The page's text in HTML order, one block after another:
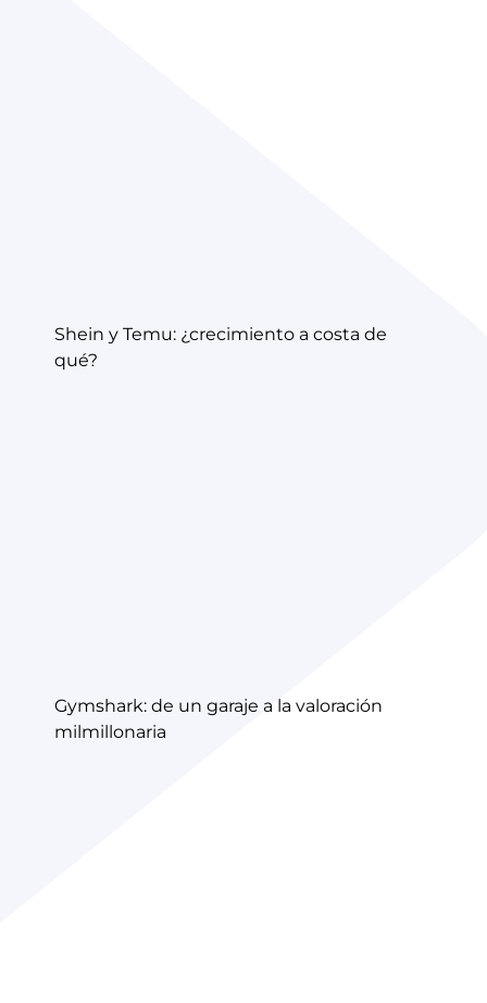
Shein y Temu: ¿crecimiento a costa de
qué?
Gymshark: de un garaje a la valoración
milmillonaria